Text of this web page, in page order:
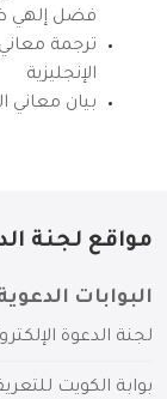
فضل إلهي
ترجمة
الإنجليزية
بيان معاني
مواقع لجنة
البوابات
لجنة الدعوة
بوابة الكويت